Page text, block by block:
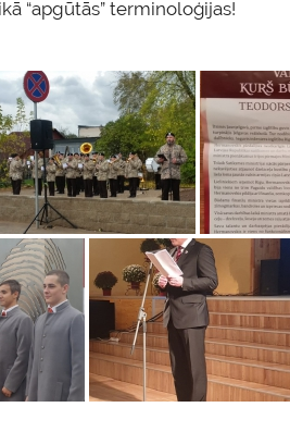
“apgūtās” terminoloģijas!